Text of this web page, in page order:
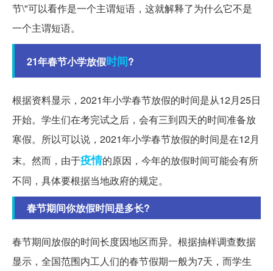
节\"可以看作是一个主谓短语，这就解释了为什么它不是
一个主谓短语。
21年春节小学放假时间?
根据资料显示，2021年小学春节放假的时间是从12月25日
开始。学生们在考完试之后，会有三到四天的时间准备放
寒假。所以可以说，2021年小学春节放假的时间是在12月
末。然而，由于疫情的原因，今年的放假时间可能会有所
不同，具体要根据当地政府的规定。
春节期间你放假时间是多长?
春节期间放假的时间长度因地区而异。根据抽样调查数据
显示，全国范围内工人们的春节假期一般为7天，而学生